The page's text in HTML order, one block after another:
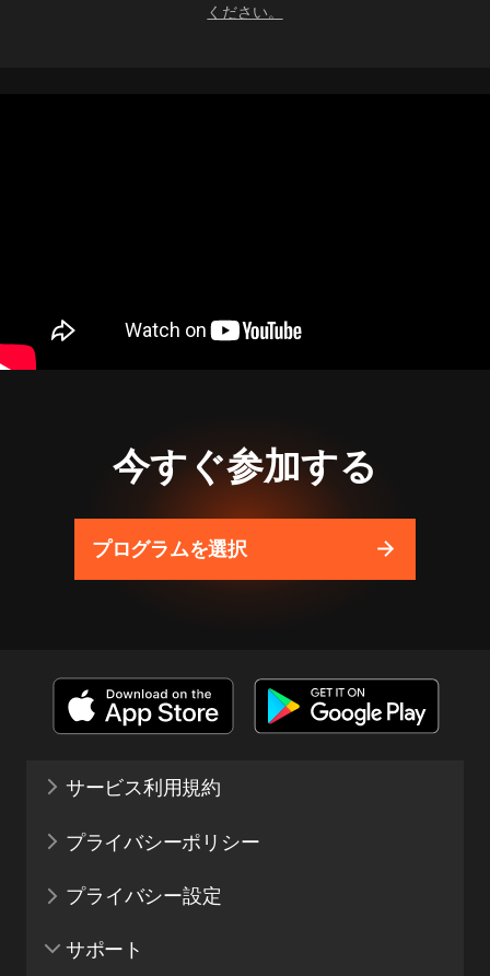
ください。
今すぐ参加する
プログラムを選択
サービス利用規約
プライバシーポリシー
プライバシー設定
サポート